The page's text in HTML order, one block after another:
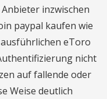
inzwischen
paypal kaufen wie
eToro
nicht
auf fallende oder
Weise deutlich